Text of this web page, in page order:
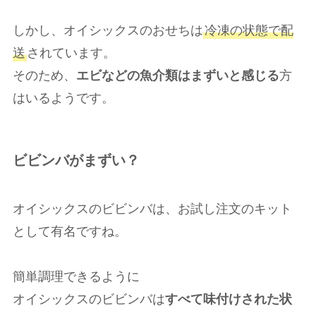
しかし、オイシックスのおせちは冷凍の状態で配
送されています。
そのため、 エビなどの魚介類はまずいと感じる方
はいるようです。
ビビンバがまずい？
オイシックスのビビンバは、お試し注文のキット
として有名ですね。
簡単調理できるように
オイシックスのビビンバはすべて味付けされた状